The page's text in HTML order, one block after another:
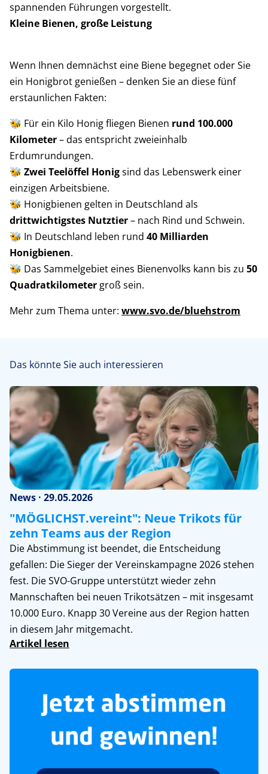
spannenden Führungen vorgestellt.
Kleine Bienen, große Leistung
Wenn Ihnen demnächst eine Biene begegnet oder Sie
ein Honigbrot genießen – denken Sie an diese fünf
erstaunlichen Fakten:
🐝 Für ein Kilo Honig fliegen Bienen rund 100.000
Kilometer– das entspricht zweieinhalb
Erdumrundungen.
🐝Zwei Teelöffel Honigsind das Lebenswerk einer
einzigen Arbeitsbiene.
🐝 Honigbienen gelten in Deutschland als
drittwichtigstes Nutztier– nach Rind und Schwein.
🐝 In Deutschland leben rund40 Milliarden
Honigbienen.
🐝 Das Sammelgebiet eines Bienenvolks kann bis zu 50
Quadratkilometer groß sein.
Mehr zum Thema unter:www.svo.de/bluehstrom
Das könnte Sie auch interessieren
News · 29.05.2026
"MÖGLICHST.vereint": Neue Trikots für
zehn Teams aus der Region
Die Abstimmung ist beendet, die Entscheidung
gefallen: Die Sieger der Vereinskampagne 2026 stehen
fest. Die SVO-Gruppe unterstützt wieder zehn
Mannschaften bei neuen Trikotsätzen – mit insgesamt
10.000 Euro. Knapp 30 Vereine aus der Region hatten
in diesem Jahr mitgemacht.
Artikel lesen